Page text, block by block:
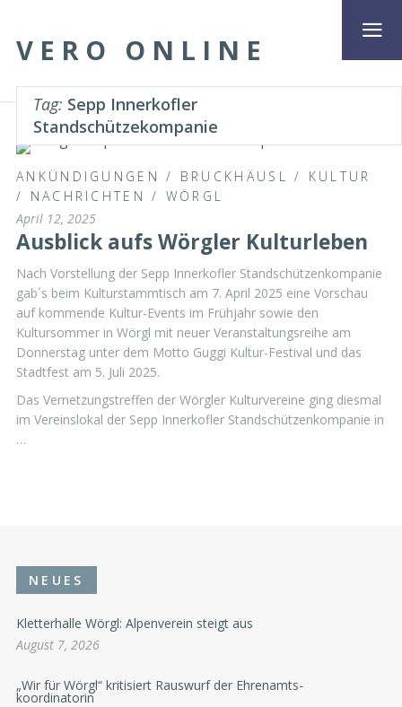
VERO ONLINE
Tag: Sepp Innerkofler
Standschützekompanie
ANKÜNDIGUNGEN / BRUCKHÄUSL / KULTUR
/ NACHRICHTEN / WÖRGL
April 12, 2025
Ausblick aufs Wörgler Kulturleben
Nach Vorstellung der Sepp Innerkofler Standschützenkompanie
gab´s beim Kulturstammtisch am 7. April 2025 eine Vorschau
auf kommende Kultur-Events im Frühjahr sowie den
Kultursommer in Wörgl mit neuer Veranstaltungsreihe am
Donnerstag unter dem Motto Guggi Kultur-Festival und das
Stadtfest am 5. Juli 2025.
Das Vernetzungstreffen der Wörgler Kulturvereine ging diesmal
im Vereinslokal der Sepp Innerkofler Standschützenkompanie in
…
NEUES
Kletterhalle Wörgl: Alpenverein steigt aus
August 7, 2026
„Wir für Wörgl“ kritisiert Rauswurf der Ehrenamts-
koordinatorin